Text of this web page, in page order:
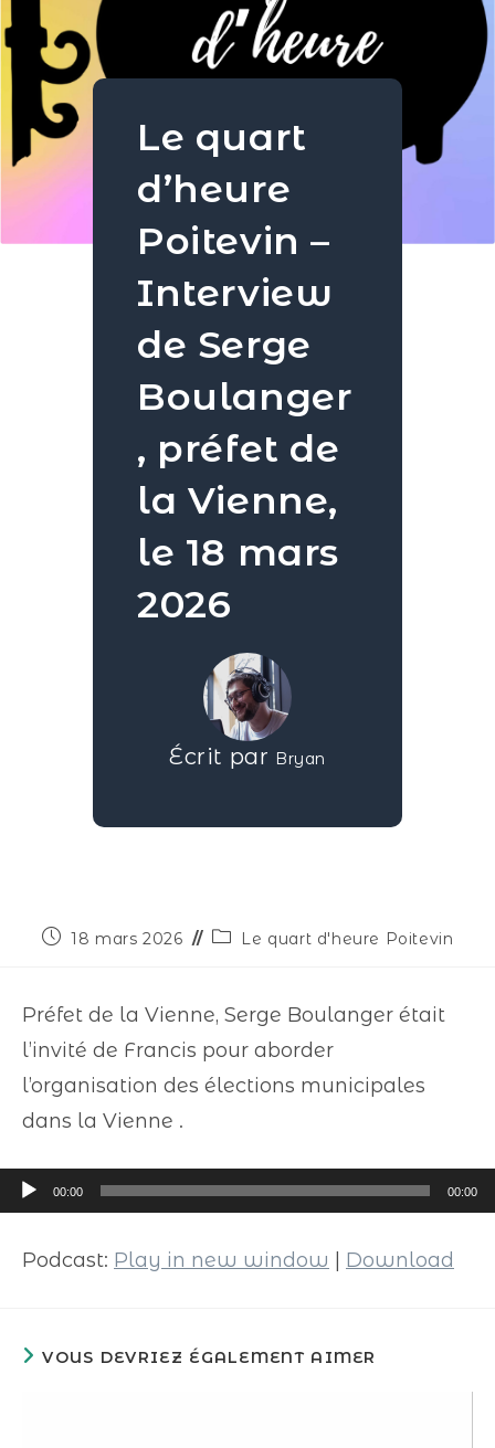
Le quart
d’heure
Poitevin –
Interview
de Serge
Boulanger
, préfet de
la Vienne,
le 18 mars
2026
Écrit par Bryan
18 mars 2026 Le quart d'heure Poitevin
Préfet de la Vienne, Serge Boulanger était
l’invité de Francis pour aborder
l’organisation des élections municipales
dans la Vienne .
Lecteur
audio
00:00 00:00
Podcast: Play in new window Download
VOUS DEVRIEZ ÉGALEMENT AIMER